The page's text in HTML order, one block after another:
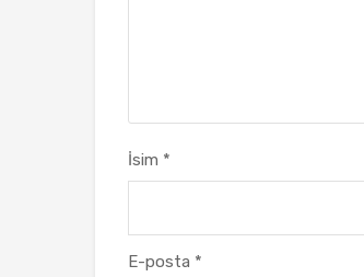
İsim *
E-posta *